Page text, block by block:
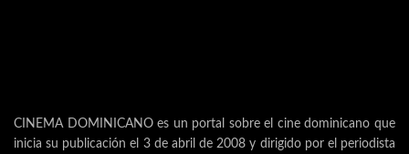
CINEMA DOMINICANO es un portal sobre el cine dominicano que
inicia su publicación el 3 de abril de 2008 y dirigido por el periodista